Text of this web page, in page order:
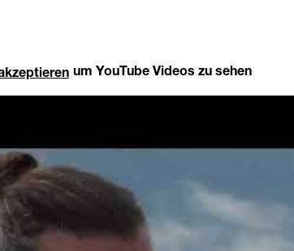
um YouTube Videos zu sehen